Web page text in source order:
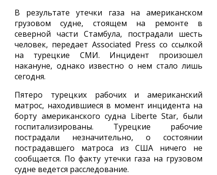
В результате утечки газа на американском
грузовом судне, стоящем на ремонте в
северной части Стамбула, пострадали шесть
человек, передает Associated Press со ссылкой
на турецкие СМИ. Инцидент произошел
накануне, однако известно о нем стало лишь
сегодня.
Пятеро турецких рабочих и американский
матрос, находившиеся в момент инцидента на
борту американского судна Liberte Star, были
госпитализированы. Турецкие рабочие
пострадали незначительно, о состоянии
пострадавшего матроса из США ничего не
сообщается. По факту утечки газа на грузовом
судне ведется расследование.